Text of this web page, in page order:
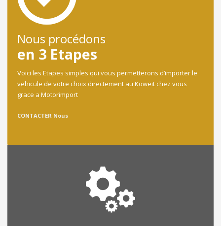
Nous procédons
en 3 Etapes
Voici les Etapes simples qui vous permetterons d’importer le
vehicule de votre choix directement au Koweit chez vous
grace a Motorimport
CONTACTER Nous